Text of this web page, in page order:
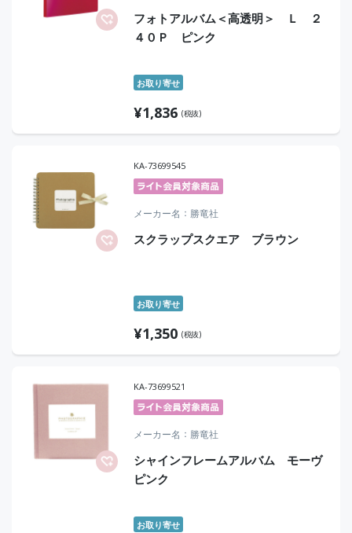
フォトアルバム＜高透明＞ Ｌ ２
４０Ｐ ピンク
お取り寄せ
¥1,836 (税抜)
KA-73699545
メーカー名 勝竜社
スクラップスクエア ブラウン
お取り寄せ
¥1,350 (税抜)
KA-73699521
メーカー名 勝竜社
シャインフレームアルバム モーヴ
ピンク
お取り寄せ